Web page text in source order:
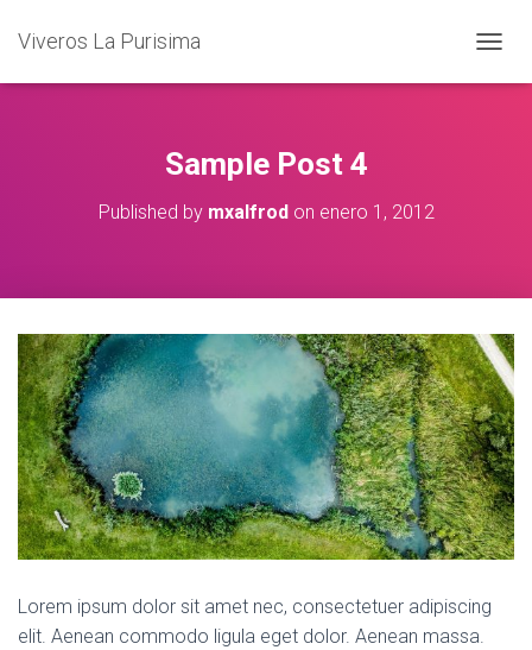
Viveros La Purisima
O
T
I
O
N
Sample Post 4
Published by mxalfrodon enero 1, 2012
Lorem ipsum dolor sit amet nec, consectetuer adipiscing
elit. Aenean commodo ligula eget dolor. Aenean massa.